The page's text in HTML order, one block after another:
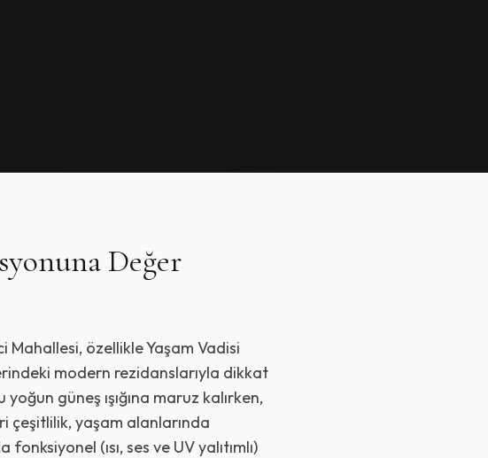
Değer
özellikle Yaşam Vadisi
modern rezidanslarıyla dikkat
güneş ışığına maruz kalırken,
çeşitlilik, yaşam alanlarında
(ısı, ses ve UV yalıtımlı)